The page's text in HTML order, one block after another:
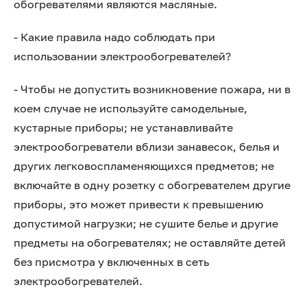
обогревателями являются масляные.
- Какие правила надо соблюдать при
использовании электрообогревателей?
- Чтобы не допустить возникновение пожара, ни в
коем случае не используйте самодельные,
кустарные приборы; не устанавливайте
электрообогреватели вблизи занавесок, белья и
других легковоспламеняющихся предметов; не
включайте в одну розетку с обогревателем другие
приборы, это может привести к превышению
допустимой нагрузки; не сушите белье и другие
предметы на обогревателях; не оставляйте детей
без присмотра у включенных в сеть
электрообогревателей.